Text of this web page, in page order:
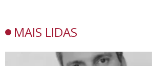
MAIS LIDAS